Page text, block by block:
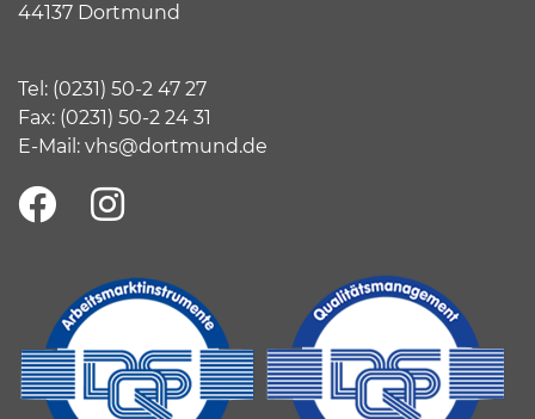
44137 Dortmund
Tel: (0231) 50-2 47 27
Fax: (0231) 50-2 24 31
E-Mail: vhs@dortmund.de